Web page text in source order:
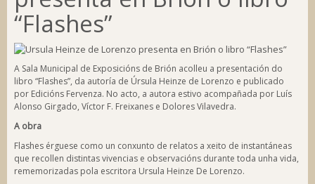
“Flashes”
A Sala Municipal de Exposicións de Brión acolleu a presentación do
libro “Flashes”, da autoría de Úrsula Heinze de Lorenzo e publicado
por Edicións Fervenza. No acto, a autora estivo acompañada por Luís
Alonso Girgado, Víctor F. Freixanes e Dolores Vilavedra.
A obra
Flashes érguese como un conxunto de relatos a xeito de instantáneas
que recollen distintas vivencias e observacións durante toda unha vida,
rememorizadas pola escritora Ursula Heinze De Lorenzo.